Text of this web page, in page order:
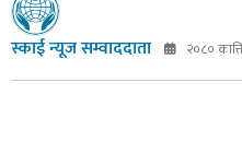
स्काई न्यूज सम्वाददाता २०८०